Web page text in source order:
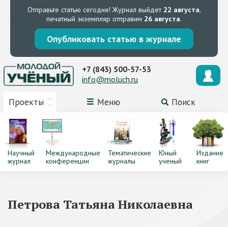
Отправьте статью сегодня! Журнал выйдет 22 августа,
печатный экземпляр отправим 26 августа.
Опубликовать статью в журнале
Проекты Меню Поиск
+7 (843) 500-57-53
info@moluch.ru
Научный
журнал
Международные
конференции
Тематические
журналы
Юный
ученый
Издание
книг
Петрова Татьяна Николаевна